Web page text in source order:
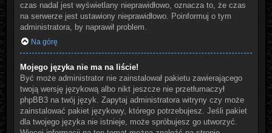
czas nadal jest wyświetlany nieprawidłowo, oznacza to, że czas
na serwerze jest ustawiony nieprawidłowo. Poinformuj o tym
administratora, by naprawił problem.
Na górę
Mojego języka nie ma na liście!
Być może administrator nie zainstalował pakietu zawierającego
twoją wersję językową albo nikt jeszcze nie przetłumaczył
phpBB3 na twój język. Zapytaj administratora witryny czy może
zainstalować pakiet językowy, którego potrzebujesz. Jeśli pakiet
dla twojego języka nie istnieje, może spróbujesz go utworzyć.